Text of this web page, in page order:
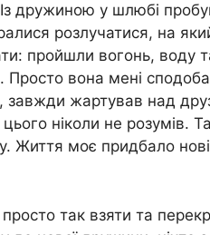
дружиною у шлюбі
розлучатися, на
пройшли вогонь, воду
вона мені
завжди жартував над
ніколи не розумів.
Життя моє придбало
так взяти та